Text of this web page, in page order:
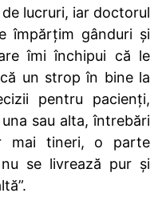
lucruri, iar doctorul
împărțim gânduri și
îmi închipui că le
un strop în bine la
pentru pacienți,
sau alta, întrebări
mai tineri, o parte
se livrează pur și